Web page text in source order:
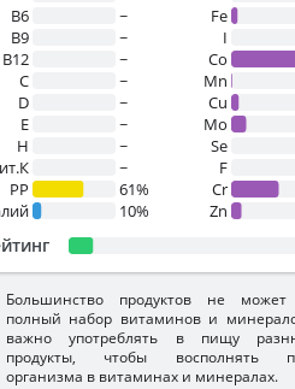
B6
~
B9
~
B12
~
C
~
D
~
E
~
H
~
~
PP
61%
10%
Fe
I
Co
Mn
Cu
Mo
Se
F
Cr
Zn
Большинство продуктов не может
полный набор витаминов и
важно употреблять в пищу
продукты, чтобы восполнять
организма в витаминах и минералах.